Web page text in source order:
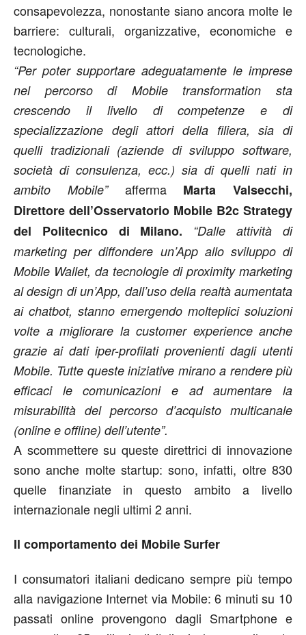
consapevolezza, nonostante siano ancora molte le
barriere: culturali, organizzative, economiche e
tecnologiche.
“Per poter supportare adeguatamente le imprese
nel percorso di Mobile transformation sta
crescendo il livello di competenze e di
specializzazione degli attori della filiera, sia di
quelli tradizionali (aziende di sviluppo software,
società di consulenza, ecc.) sia di quelli nati in
ambito Mobile”
afferma Marta Valsecchi,
Direttore dell’Osservatorio Mobile B2c Strategy
del Politecnico di Milano.
“Dalle attività di
marketing per diffondere un’App allo sviluppo di
Mobile Wallet, da tecnologie di proximity marketing
al design di un’App, dall’uso della realtà aumentata
ai chatbot, stanno emergendo molteplici soluzioni
volte a migliorare la customer experience anche
grazie ai dati iper-profilati provenienti dagli utenti
Mobile. Tutte queste iniziative mirano a rendere più
efficaci le comunicazioni e ad aumentare la
misurabilità del percorso d’acquisto multicanale
(online e offline) dell’utente”.
A scommettere su queste direttrici di innovazione
sono anche molte startup: sono, infatti, oltre 830
quelle finanziate in questo ambito a livello
internazionale negli ultimi 2 anni.
Il comportamento dei Mobile Surfer
I consumatori italiani dedicano sempre più tempo
alla navigazione Internet via Mobile: 6 minuti su 10
passati online provengono dagli Smartphone e